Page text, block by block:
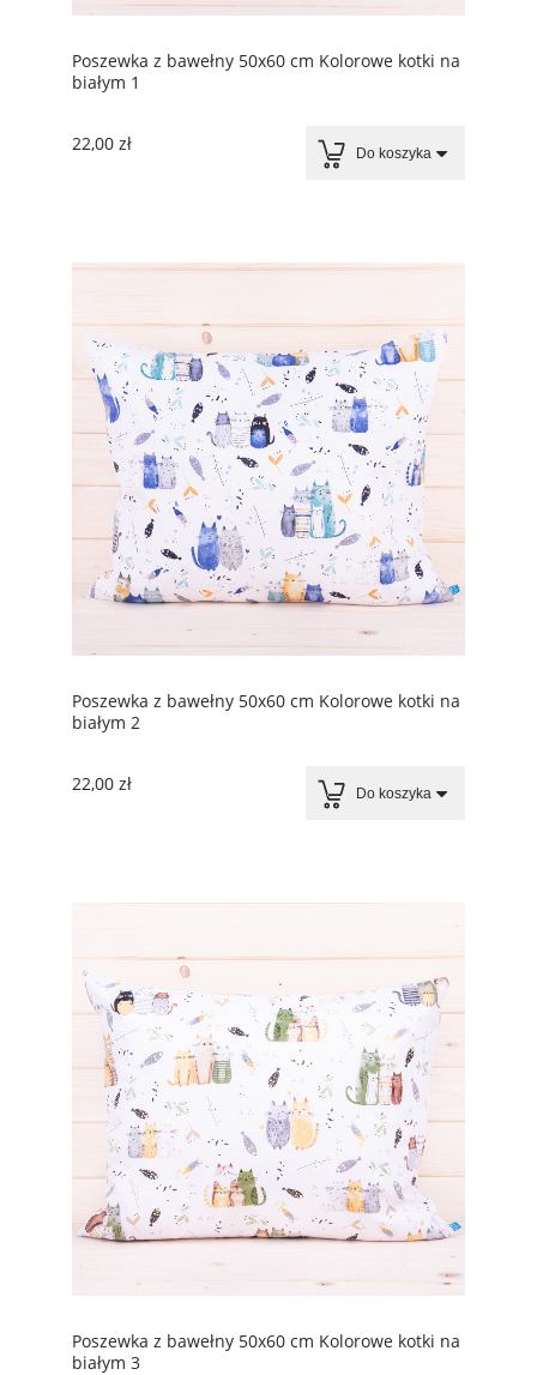
Poszewka z bawełny 50x60 cm Kolorowe kotki na
białym 1
22,00 zł Do koszyka
Poszewka z bawełny 50x60 cm Kolorowe kotki na
białym 2
22,00 zł Do koszyka
Poszewka z bawełny 50x60 cm Kolorowe kotki na
białym 3